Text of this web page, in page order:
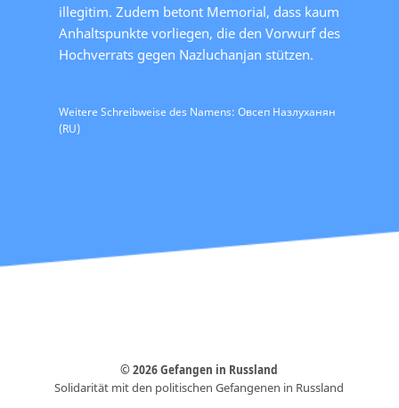
illegitim. Zudem betont Memorial, dass kaum
Anhaltspunkte vorliegen, die den Vorwurf des
Hochverrats gegen Nazluchanjan stützen.
Weitere Schreibweise des Namens: Овсеп Назлуханян
(RU)
© 2026 Gefangen in Russland
Solidarität mit den politischen Gefangenen in Russland